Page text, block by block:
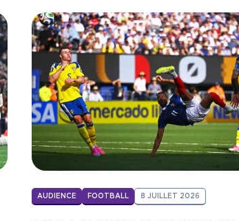
AUDIENCE FOOTBALL 8 JUILLET 2026